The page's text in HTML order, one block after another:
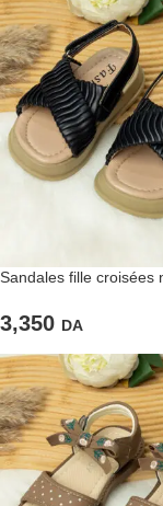
Sandales fille croisées
3,350 DA